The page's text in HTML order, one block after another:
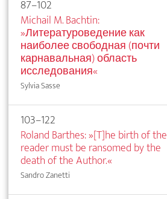
87–102
Michail M. Bachtin:
»Литературоведение как
наиболее свободная (почти
карнавальная) область
исследования«
Sylvia Sasse
103–122
Roland Barthes: »[T]he birth of the
reader must be ransomed by the
death of the Author.«
Sandro Zanetti